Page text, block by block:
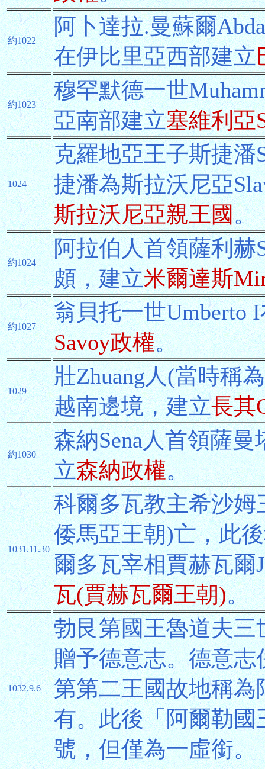
約1022
阿卜達拉.曼蘇爾
在伊比里亞西部建立
約1023
穆罕默德一世
亞南部建立塞維利亞
1024
克羅地亞王子斯捷潘
捷潘為斯拉沃尼亞
斯拉沃尼亞親王國。
約1024
阿拉伯人首領薩利赫
頗，建立米爾達斯
約1027
翁貝托一世Umberto
Savoy政權。
1029
壯Zhuang人(當時稱
越南邊境，建立長其
約1030
森納Sena人首領薩曼
立森納政權。
1031.11.30
科爾多瓦教主希沙姆
倭馬亞王朝)亡，此
爾多瓦宰相賈赫瓦爾
瓦(賈赫瓦爾王朝)。
1032.9.6
勃艮第國王魯道夫三
贈予德意志。德意
第第二王國故地稱
有。此後「阿爾勒
號，但僅為一虛銜。